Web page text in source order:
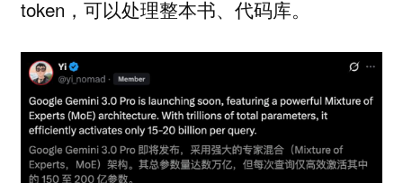
token，可以处理整本书、代码库。